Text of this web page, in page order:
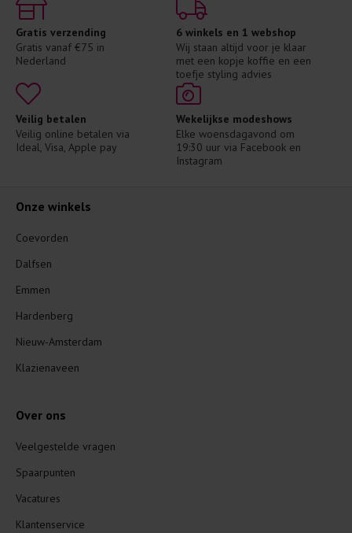
Gratis verzending
Gratis vanaf €75 in
Nederland
6 winkels en 1 webshop
Wij staan altijd voor je klaar
met een kopje koffie en een
toefje styling advies
Veilig betalen
Veilig online betalen via
Ideal, Visa, Apple pay
Wekelijkse modeshows
Elke woensdagavond om
19:30 uur via Facebook en
Instagram
Onze winkels
Coevorden
Dalfsen
Emmen
Hardenberg
Nieuw-Amsterdam
Klazienaveen
Over ons
Veelgestelde vragen
Spaarpunten
Vacatures
Klantenservice